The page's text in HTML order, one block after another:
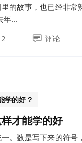
的故事，也已经非
年...
评论
学的好？
才能学的好
。数是写下来的符